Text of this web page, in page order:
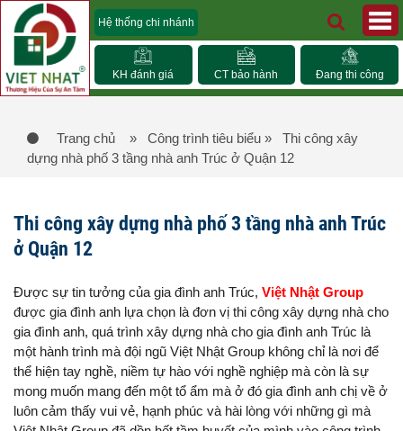
Hệ thống chi nhánh
KH đánh giá CT bảo hành Đang thi công
Trang chủ » Công trình tiêu biểu » Thi công xây
dựng nhà phố 3 tầng nhà anh Trúc ở Quận 12
Thi công xây dựng nhà phố 3 tầng nhà anh Trúc
ở Quận 12
Được sự tin tưởng của gia đình anh Trúc, Việt Nhật Group
được gia đình anh lựa chọn là đơn vị thi công xây dựng nhà cho
gia đình anh, quá trình xây dựng nhà cho gia đình anh Trúc là
một hành trình mà đội ngũ Việt Nhật Group không chỉ là nơi để
thể hiện tay nghề, niềm tự hào với nghề nghiệp mà còn là sự
mong muốn mang đến một tổ ẩm mà ở đó gia đình anh chị về ở
luôn cảm thấy vui vẻ, hạnh phúc và hài lòng với những gì mà